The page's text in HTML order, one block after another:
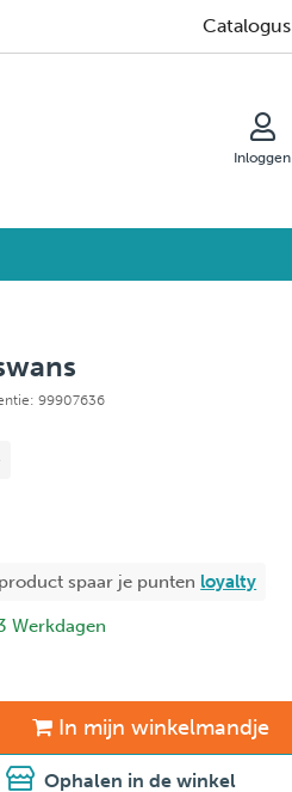
Catalogus
Inloggen
99907636
spaar je punten loyalty
Werkdagen
In mijn winkelmandje
Ophalen in de winkel